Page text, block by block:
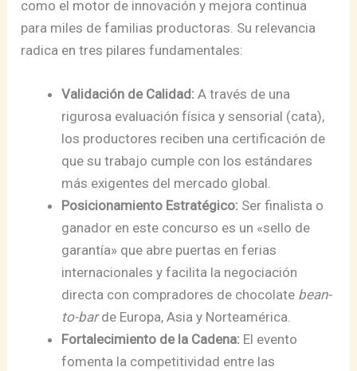
como el motor de innovación y mejora continua
para miles de familias productoras. Su relevancia
radica en tres pilares fundamentales:
Validación de Calidad: A través de una
rigurosa evaluación física y sensorial (cata),
los productores reciben una certificación de
que su trabajo cumple con los estándares
más exigentes del mercado global.
Posicionamiento Estratégico: Ser finalista o
ganador en este concurso es un «sello de
garantía» que abre puertas en ferias
internacionales y facilita la negociación
directa con compradores de chocolate bean-
to-barde Europa, Asia y Norteamérica.
Fortalecimiento de la Cadena: El evento
fomenta la competitividad entre las